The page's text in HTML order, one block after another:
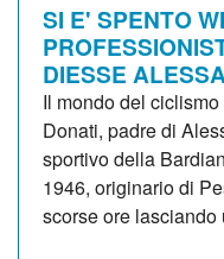
SI E' SPENTO
DIESSE
Il mondo del
Donati, padre di
sportivo della
1946, originario di
scorse ore lasciando